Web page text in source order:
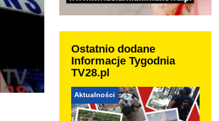
Ostatnio dodane
Informacje Tygodnia
TV28.pl
Aktualności